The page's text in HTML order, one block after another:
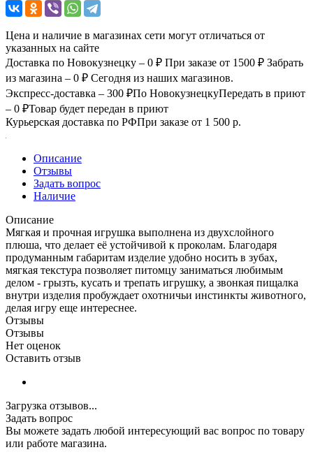
Цена и наличие в магазинах сети могут отличаться от
указанных на сайте
Доставка по Новокузнецку – 0 ₽ При заказе от 1500 ₽ Забрать
из магазина – 0 ₽ Сегодня из наших магазинов.
Экспресс-доставка – 300 ₽По НовокузнецкуПередать в приют
– 0 ₽Товар будет передан в приют
Курьерская доставка по РФПри заказе от 1 500 р.
Описание
Отзывы
Задать вопрос
Наличие
Описание
Мягкая и прочная игрушка выполнена из двухслойного
плюша, что делает её устойчивой к проколам. Благодаря
продуманным габаритам изделие удобно носить в зубах,
мягкая текстура позволяет питомцу заниматься любимым
делом - грызть, кусать и трепать игрушку, а звонкая пищалка
внутри изделия пробуждает охотничьи инстинкты животного,
делая игру еще интереснее.
Отзывы
Отзывы
Нет оценок
Оставить отзыв
Загрузка отзывов...
Задать вопрос
Вы можете задать любой интересующий вас вопрос по товару
или работе магазина.